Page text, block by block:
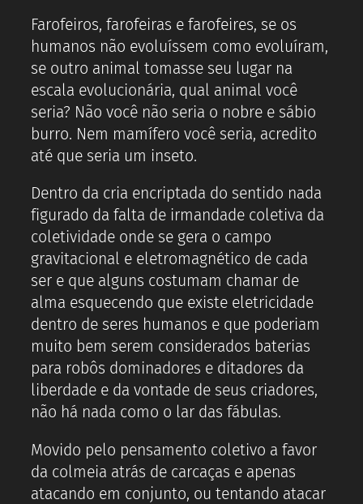
Farofeiros, farofeiras e farofeires, se os
humanos não evoluíssem como evoluíram,
se outro animal tomasse seu lugar na
escala evolucionária, qual animal você
seria? Não você não seria o nobre e sábio
burro. Nem mamífero você seria, acredito
até que seria um inseto.
Dentro da cria encriptada do sentido nada
figurado da falta de irmandade coletiva da
coletividade onde se gera o campo
gravitacional e eletromagnético de cada
ser e que alguns costumam chamar de
alma esquecendo que existe eletricidade
dentro de seres humanos e que poderiam
muito bem serem considerados baterias
para robôs dominadores e ditadores da
liberdade e da vontade de seus criadores,
não há nada como o lar das fábulas.
Movido pelo pensamento coletivo a favor
da colmeia atrás de carcaças e apenas
atacando em conjunto, ou tentando atacar